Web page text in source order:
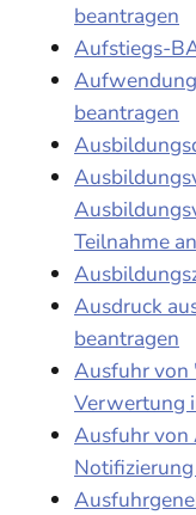
beantragen
Aufstiegs-
beantragen
Teilnahme
Ausdruck
beantragen
Ausfuhr von
Verwertung
Ausfuhr von